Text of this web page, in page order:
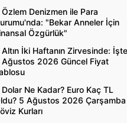
Özlem Denizmen ile Para
"Bekar Anneler İçin
Özgürlük"
Altın İki Haftanın Zirvesinde: İşte
Ağustos 2026 Güncel Fiyat
Dolar Ne Kadar? Euro Kaç TL
5 Ağustos 2026 Çarşamba
Kurları